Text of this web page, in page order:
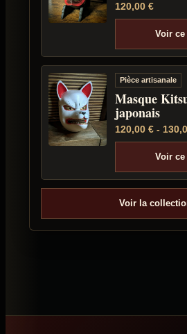
120,00 €
Voir
Pièce artisanale
Masque
japonais
120,00 € -
Voir
Voir la